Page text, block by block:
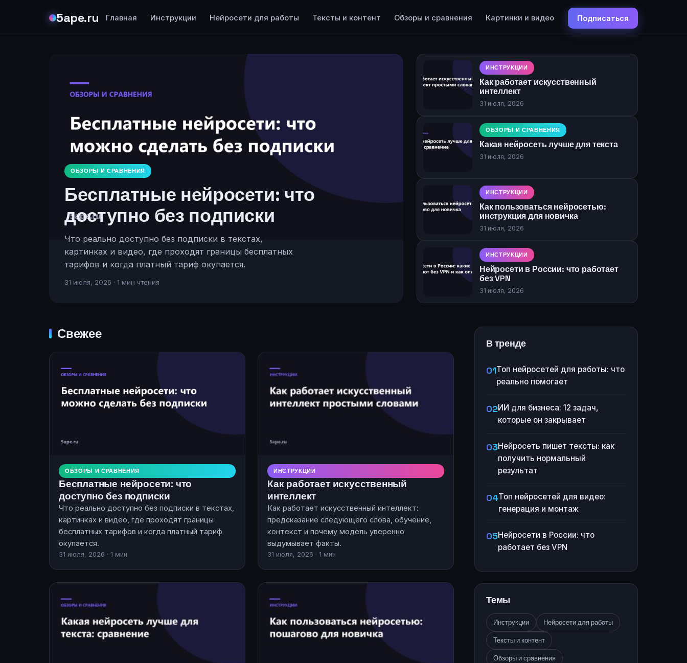
5ape.ru Главная Инструкции Нейросети для работы Тексты и контент Обзоры и сравнения Картинки и видео Подписаться
ОБЗОРЫ И СРАВНЕНИЯ
Бесплатные нейросети: что
доступно без подписки
Что реально доступно без подписки в текстах,
картинках и видео, где проходят границы бесплатных
тарифов и когда платный тариф окупается.
31 июля, 2026 · 1 мин чтения
ИНСТРУКЦИИ
Как работает искусственный
интеллект
31 июля, 2026
ОБЗОРЫ И СРАВНЕНИЯ
Какая нейросеть лучше для текста
31 июля, 2026
ИНСТРУКЦИИ
Как пользоваться нейросетью:
инструкция для новичка
31 июля, 2026
ИНСТРУКЦИИ
Нейросети в России: что работает
без VPN
31 июля, 2026
Свежее
ОБЗОРЫ И СРАВНЕНИЯ
Бесплатные нейросети: что
доступно без подписки
Что реально доступно без подписки в текстах,
картинках и видео, где проходят границы
бесплатных тарифов и когда платный тариф
окупается.
31 июля, 2026 · 1 мин
ИНСТРУКЦИИ
Как работает искусственный
интеллект
Как работает искусственный интеллект:
предсказание следующего слова, обучение,
контекст и почему модель уверенно
выдумывает факты.
31 июля, 2026 · 1 мин
В тренде
Топ нейросетей для работы: что
реально помогает
ИИ для бизнеса: 12 задач,
которые он закрывает
Нейросеть пишет тексты: как
получить нормальный
результат
Топ нейросетей для видео:
генерация и монтаж
Нейросети в России: что
работает без VPN
Темы
Инструкции Нейросети для работы
Тексты и контент
Обзоры и сравнения